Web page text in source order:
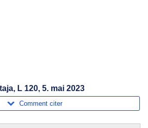
L 120, 5. mai 2023
Comment citer